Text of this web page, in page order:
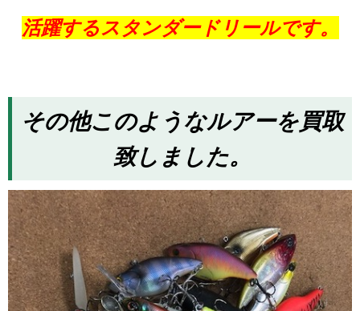
活躍するスタンダードリールです。
その他このようなルアーを買取
致しました。